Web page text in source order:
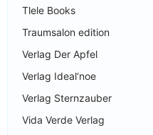
Tlele Books
Traumsalon edition
Verlag Der Apfel
Verlag Ideal‘noe
Verlag Sternzauber
Vida Verde Verlag